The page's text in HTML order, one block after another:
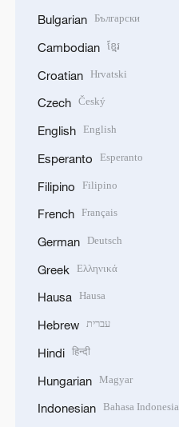
Bulgarian Български
Cambodian ខ្មែរ
Croatian Hrvatski
Czech Český
English English
Esperanto Esperanto
Filipino Filipino
French Français
German Deutsch
Greek Ελληνικά
Hausa Hausa
Hebrew עברית
Hindi हिन्दी
Hungarian Magyar
Indonesian Bahasa Indonesia